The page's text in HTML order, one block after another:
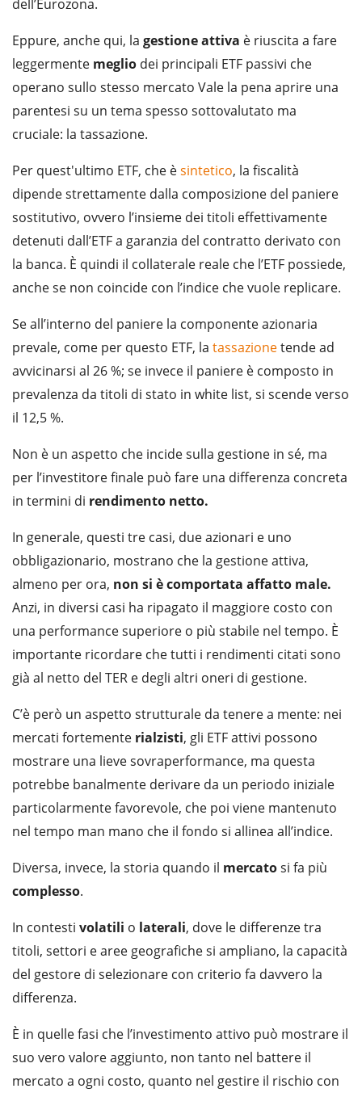
dell’Eurozona.
Eppure, anche qui, la gestioneattiva è riuscita a fare
leggermente meglio dei principali ETF passivi che
operano sullo stesso mercato Vale la pena aprire una
parentesi su un tema spesso sottovalutato ma
cruciale: la tassazione.
Per quest'ultimo ETF, che èsintetico, la fiscalità
dipende strettamente dalla composizione del paniere
sostitutivo, ovvero l’insieme dei titoli effettivamente
detenuti dall’ETF a garanzia del contratto derivato con
la banca. È quindi il collaterale reale che l’ETF possiede,
anche se non coincide con l’indice che vuole replicare.
Se all’interno del paniere la componente azionaria
prevale, come per questo ETF, la tassazionetende ad
avvicinarsi al 26 %; se invece il paniere è composto in
prevalenza da titoli di stato in white list, si scende verso
il 12,5 %.
Non è un aspetto che incide sulla gestione in sé, ma
per l’investitore finale può fare una differenza concreta
in termini di rendimento netto.
In generale, questi tre casi, due azionari e uno
obbligazionario, mostrano che la gestione attiva,
almeno per ora, non si è comportata affatto male.
Anzi, in diversi casi ha ripagato il maggiore costo con
una performance superiore o più stabile nel tempo. È
importante ricordare che tutti i rendimenti citati sono
già al netto del TER e degli altri oneri di gestione.
C’è però un aspetto strutturale da tenere a mente: nei
mercati fortemente rialzisti, gli ETF attivi possono
mostrare una lieve sovraperformance, ma questa
potrebbe banalmente derivare da un periodo iniziale
particolarmente favorevole, che poi viene mantenuto
nel tempo man mano che il fondo si allinea all’indice.
Diversa, invece, la storia quando il mercatosi fa più
complesso.
In contesti volatili o laterali, dove le differenze tra
titoli, settori e aree geografiche si ampliano, la capacità
del gestore di selezionare con criterio fa davvero la
differenza.
È in quelle fasi che l’investimento attivo può mostrare il
suo vero valore aggiunto, non tanto nel battere il
mercato a ogni costo, quanto nel gestire il rischio con